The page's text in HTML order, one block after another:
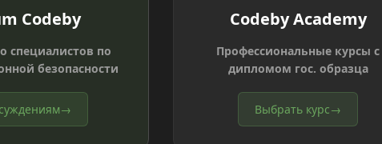
Codeby
специалистов по
безопасности
→
Codeby Academy
Профессиональные курсы с
дипломом гос. образца
Выбрать курс→